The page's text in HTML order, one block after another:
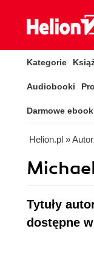
Kategorie
Audiobooki
Darmowe
Helion.pl »
Tytuły
dostępne